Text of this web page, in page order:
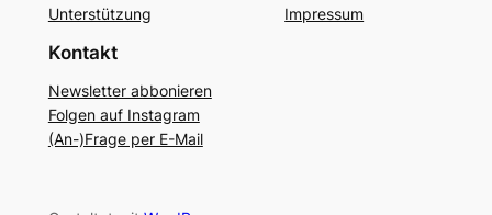
Unterstützung
Impressum
Kontakt
Newsletter abbonieren
Folgen auf Instagram
(An-)Frage per E-Mail